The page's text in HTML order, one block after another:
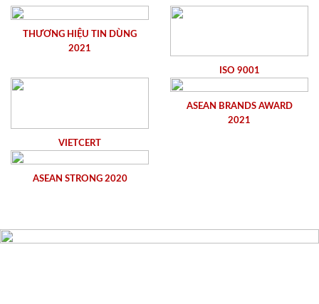
THƯƠNG HIỆU TIN DÙNG
2021
ISO 9001
VIETCERT
ASEAN BRANDS AWARD
2021
ASEAN STRONG 2020